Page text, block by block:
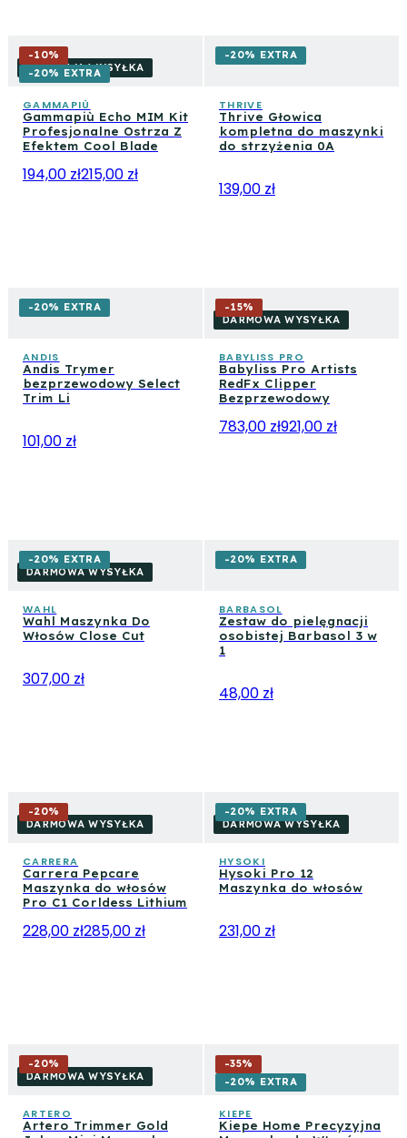
-10%
-20% EXTRA
DARMOWA WYSYŁKA
GAMMAPIÙ
Gammapiù Echo MIM Kit
Profesjonalne Ostrza Z
Efektem Cool Blade
194,00 zł215,00 zł
-20% EXTRA
THRIVE
Thrive Głowica
kompletna do maszynki
do strzyżenia 0A
139,00 zł
-20% EXTRA
ANDIS
Andis Trymer
bezprzewodowy Select
Trim Li
101,00 zł
-15%
DARMOWA WYSYŁKA
BABYLISS PRO
Babyliss Pro Artists
RedFx Clipper
Bezprzewodowy
783,00 zł921,00 zł
-20% EXTRA
DARMOWA WYSYŁKA
WAHL
Wahl Maszynka Do
Włosów Close Cut
307,00 zł
-20% EXTRA
BARBASOL
Zestaw do pielęgnacji
osobistej Barbasol 3 w
1
48,00 zł
-20%
DARMOWA WYSYŁKA
CARRERA
Carrera Pepcare
Maszynka do włosów
Pro C1 Corldess Lithium
228,00 zł285,00 zł
-20% EXTRA
DARMOWA WYSYŁKA
HYSOKI
Hysoki Pro 12
Maszynka do włosów
231,00 zł
-20%
DARMOWA WYSYŁKA
ARTERO
Artero Trimmer Gold
-35%
-20% EXTRA
KIEPE
Kiepe Home Precyzyjna